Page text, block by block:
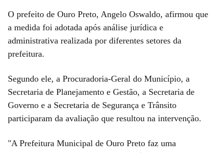
O prefeito de Ouro Preto, Angelo Oswaldo, afirmou que
a medida foi adotada após análise jurídica e
administrativa realizada por diferentes setores da
prefeitura.
Segundo ele, a Procuradoria-Geral do Município, a
Secretaria de Planejamento e Gestão, a Secretaria de
Governo e a Secretaria de Segurança e Trânsito
participaram da avaliação que resultou na intervenção.
"A Prefeitura Municipal de Ouro Preto faz uma